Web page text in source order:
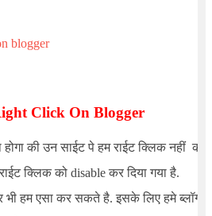
blogger
Click On Blogger
की उन साईट पे हम राईट क्लिक नहीं
क्लिक को disable कर दिया गया है.
भी हम एसा कर सकते है. इसके लिए हमे ब्लॉग